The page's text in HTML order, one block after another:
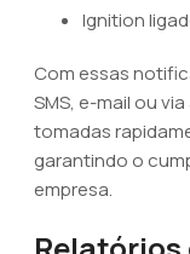
Ignition
Com essas
SMS, e-mail ou
tomadas
garantindo o
empresa.